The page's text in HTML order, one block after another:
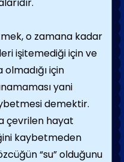
o zamana kadar
işitemediği için ve
için
yani
demektir.
çevrilen hayat
kaybetmeden
“su” olduğunu